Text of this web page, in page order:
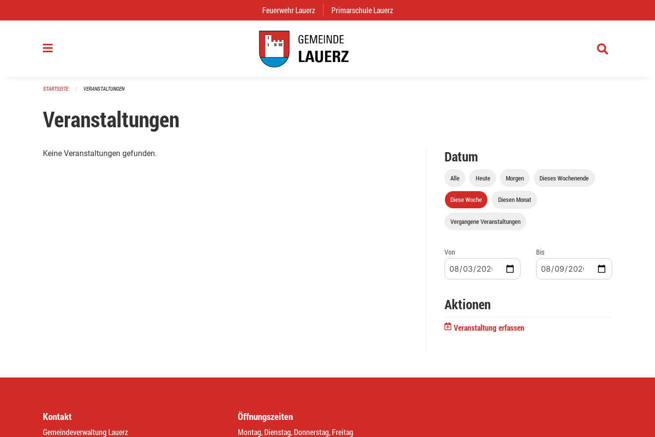
Feuerwehr Lauerz (External Link)
Primarschule Lauerz
STARTSEITE VERANSTALTUNGEN
Veranstaltungen
Keine Veranstaltungen gefunden. Datum
Alle Heute Morgen Dieses Wochenende
Diese Woche Diesen Monat
Vergangene Veranstaltungen
Von Bis
Aktionen
Veranstaltung erfassen
Kontakt
Gemeindeverwaltung Lauerz
Öffnungszeiten
Montag, Dienstag, Donnerstag, Freitag